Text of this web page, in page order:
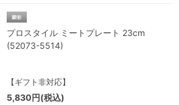
プロスタイル ミートプレート 23cm
(52073-5514)
【ギフト非対応】
5,830円(税込)